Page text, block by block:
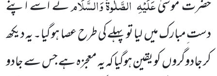
حضرت موسیٰ
نےاسے اپنے
دست ِمبارک میںلیا تو پہلے کی طرح عصا ہو گیا۔ یہ دیکھ
کر جادوگروںکو یقین ہوگیا کہ یہ معجزہ ہے جس سے جادو